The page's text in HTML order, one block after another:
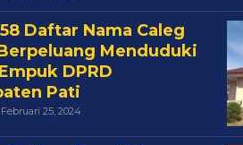
Daftar Nama Caleg
Menduduki
DPRD
Pati
Februari 25, 2024Oleh